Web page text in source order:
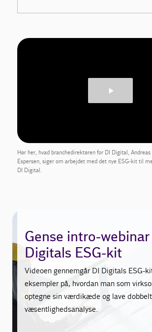
Hør her, hvad branchedirektøren for DI Digital, Andreas
Espersen, siger om arbejdet med det nye ESG-kit til
DI Digital.
Gense intro-
Digitals ESG-kit
Videoen gennemgår DI Digitals ESG-
eksempler på, hvordan man som
optegne sin værdikæde og lave dobbelt
væsentlighedsanalyse.